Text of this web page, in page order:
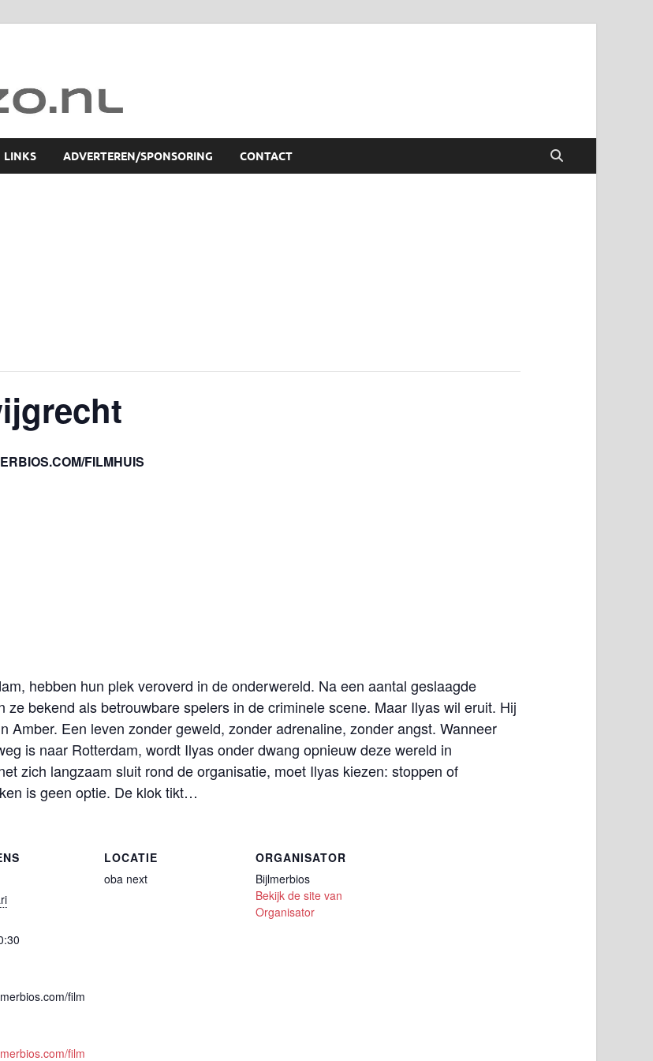
LINKS ADVERTEREN/SPONSORING CONTACT
FILMHUIS
hebben hun plek veroverd in de onderwereld. Na een aantal geslaagde
bekend als betrouwbare spelers in de criminele scene. Maar Ilyas wil eruit. Hij
Amber. Een leven zonder geweld, zonder adrenaline, zonder angst. Wanneer
is naar Rotterdam, wordt Ilyas onder dwang opnieuw deze wereld in
zich langzaam sluit rond de organisatie, moet Ilyas kiezen: stoppen of
is geen optie. De klok tikt…
film
film
LOCATIE
oba next
ORGANISATOR
Bijlmerbios
Bekijk de site van
Organisator